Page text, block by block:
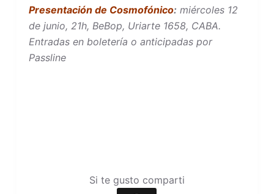
Presentación de Cosmofónico: miércoles 12
de junio, 21h, BeBop, Uriarte 1658, CABA.
Entradas en boletería o anticipadas por
Passline
Si te gusto comparti